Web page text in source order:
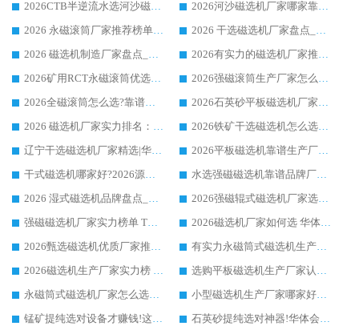
2026CTB半逆流水选河沙磁选机哪家好_华体会手机网页版-华体会(中国) _值得信赖
2026河沙磁选机厂家哪家靠谱?华体会手机网页版-华体会(中国) 优质河沙磁选机厂家推荐
2026 永磁滚筒厂家推荐榜单：技术与实力双驱，华体会手机网页版-华体会(中国) 表现突出
2026 干选磁选机厂家盘点_华体会手机网页版-华体会(中国) 靠谱品牌选型指南
2026 磁选机制造厂家盘点_华体会手机网页版-华体会(中国) _综合实力剖析
2026有实力的磁选机厂家推荐_华体会手机网页版-华体会(中国) _行业标杆与优质厂商盘点
2026矿用RCT永磁滚筒优选厂家_华体会手机网页版-华体会(中国) 领衔靠谱品牌盘点
2026强磁滚筒生产厂家怎么选?行业口碑推荐华体会手机网页版-华体会(中国)
2026全磁滚筒怎么选?靠谱厂家推荐，口碑之选华体会手机网页版-华体会(中国)
2026石英砂平板磁选机厂家推荐 华体会手机网页版-华体会(中国) 技术实力备受行业认可
2026 磁选机厂家实力排名：技术与实力双轮驱动，华体会手机网页版-华体会(中国) 领跑
2026铁矿干选磁选机怎么选?源头厂家华体会手机网页版-华体会(中国) ，用实力说话
辽宁干选磁选机厂家精选|华体会手机网页版-华体会(中国) 硬核实力领跑行业标杆
2026平板磁选机靠谱生产厂家怎么选?行业标杆华体会手机网页版-华体会(中国) ，凭硬实力脱颖而出
干式磁选机哪家好?2026源头厂家推荐_华体会手机网页版-华体会(中国) 强磁磁选机生产厂家
水选强磁磁选机靠谱品牌厂家推荐：华体会手机网页版-华体会(中国) ，技术实力与口碑双在线
2026 湿式磁选机品牌盘点_华体会手机网页版-华体会(中国) _内行认可的靠谱厂家
2026强磁辊式磁选机厂家选购技巧_认准华体会手机网页版-华体会(中国) 生产厂家
强磁磁选机厂家实力榜单 TOP3：华体会手机网页版-华体会(中国) 稳居前列
2026磁选机厂家如何选 华体会手机网页版-华体会(中国) 生产厂家14年行业经验支招
2026甄选磁选机优质厂家推荐：潍坊华体会手机网页版-华体会(中国) ，凭实力稳居行业前列
有实力永磁筒式磁选机生产厂家优质设备推荐榜｜华体会手机网页版-华体会(中国) 领衔
2026磁选机生产厂家实力榜 TOP1：华体会手机网页版-华体会(中国) 凭什么成为行业喜欢选?
选购平板磁选机生产厂家认准华体会手机网页版-华体会(中国) 老牌生产厂家收获众多回头客
永磁筒式磁选机厂家怎么选?14 年老厂华体会手机网页版-华体会(中国) 凭实力出圈，这 5 大优势太圈粉
小型磁选机生产厂家哪家好?2026 年实测推荐，华体会手机网页版-华体会(中国) 十年口碑厂值得闭眼入
锰矿提纯选对设备才赚钱!这家临朐厂家的强磁辊磁选机凭啥成行业标杆?
石英砂提纯选对神器!华体会手机网页版-华体会(中国) 强磁辊式磁选机价格优势全解析(2026 实测)